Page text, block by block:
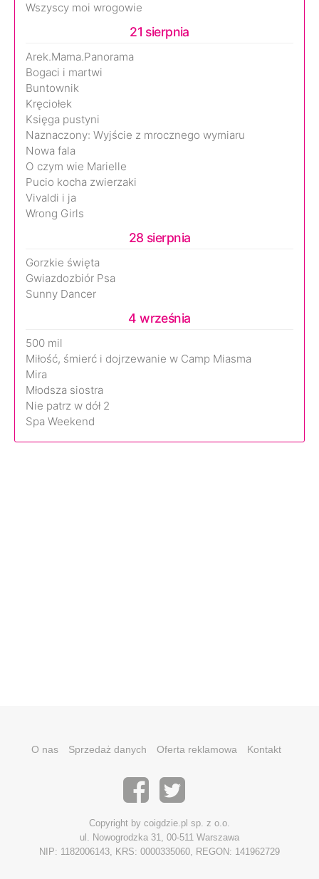
Wszyscy moi wrogowie
21 sierpnia
Arek.Mama.Panorama
Bogaci i martwi
Buntownik
Kręciołek
Księga pustyni
Naznaczony: Wyjście z mrocznego wymiaru
Nowa fala
O czym wie Marielle
Pucio kocha zwierzaki
Vivaldi i ja
Wrong Girls
28 sierpnia
Gorzkie święta
Gwiazdozbiór Psa
Sunny Dancer
4 września
500 mil
Miłość, śmierć i dojrzewanie w Camp Miasma
Mira
Młodsza siostra
Nie patrz w dół 2
Spa Weekend
O nas Sprzedaż danych Oferta reklamowa Kontakt
Copyright by coigdzie.pl sp. z o.o.
ul. Nowogrodzka 31, 00-511 Warszawa
NIP: 1182006143, KRS: 0000335060, REGON: 141962729